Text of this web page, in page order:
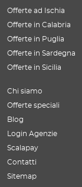
Offerte ad Ischia
Offerte in Calabria
Offerte in Puglia
Offerte in Sardegna
Offerte in Sicilia
Chi siamo
Offerte speciali
Blog
Login Agenzie
Scalapay
Contatti
Sitemap